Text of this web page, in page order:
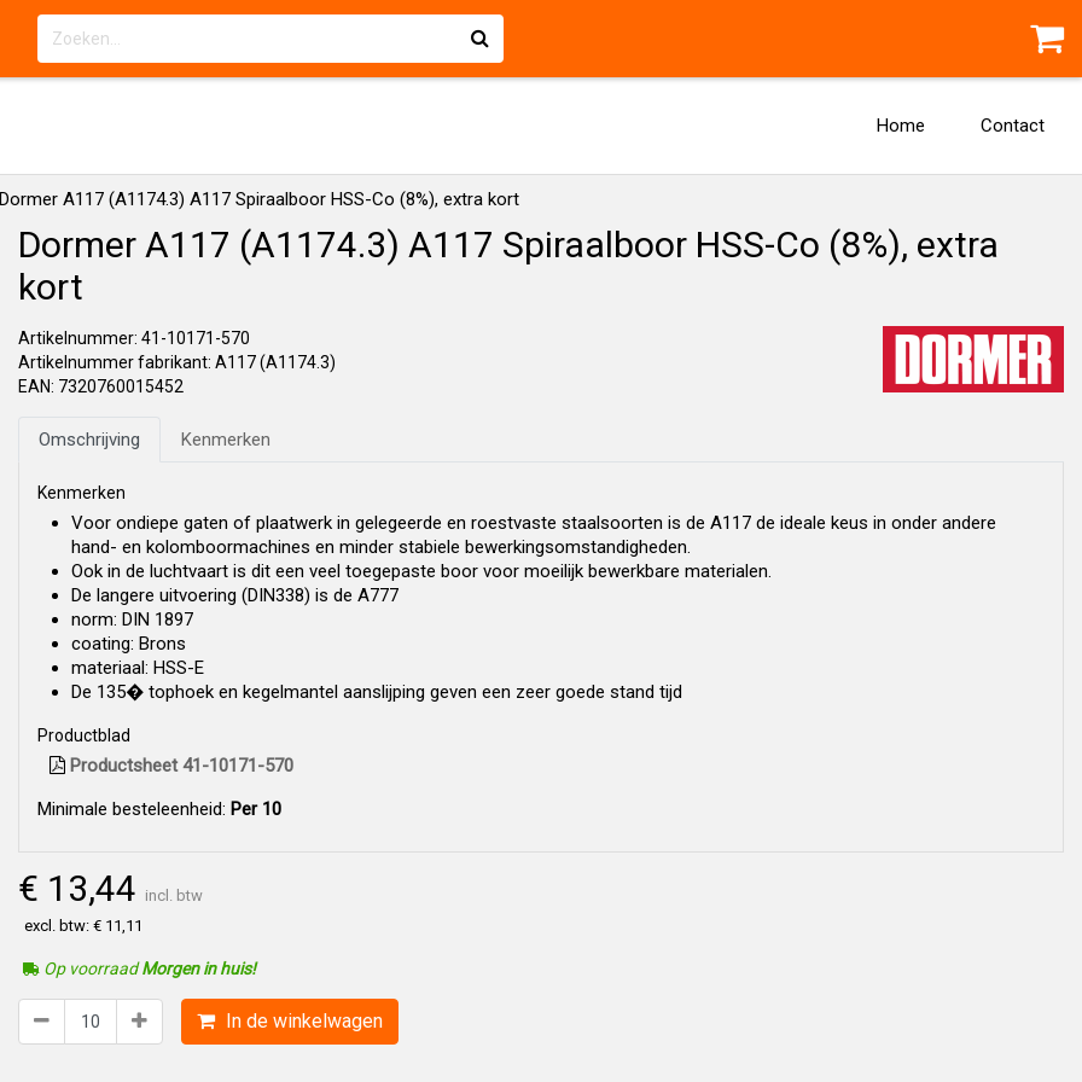
Home Contact
Dormer A117 (A1174.3) A117 Spiraalboor HSS-Co (8%), extra kort
Dormer A117 (A1174.3) A117 Spiraalboor HSS-Co (8%), extra
kort
Artikelnummer: 41-10171-570
Artikelnummer fabrikant: A117 (A1174.3)
EAN: 7320760015452
Omschrijving Kenmerken
Kenmerken
Voor ondiepe gaten of plaatwerk in gelegeerde en roestvaste staalsoorten is de A117 de ideale keus in onder andere
hand- en kolomboormachines en minder stabiele bewerkingsomstandigheden.
Ook in de luchtvaart is dit een veel toegepaste boor voor moeilijk bewerkbare materialen.
De langere uitvoering (DIN338) is de A777
norm: DIN 1897
coating: Brons
materiaal: HSS-E
De 135� tophoek en kegelmantel aanslijping geven een zeer goede stand tijd
Productblad
Productsheet 41-10171-570
Minimale besteleenheid: Per 10
€ 13,44 incl. btw
excl. btw: € 11,11
Op voorraadMorgen in huis!
In de winkelwagen